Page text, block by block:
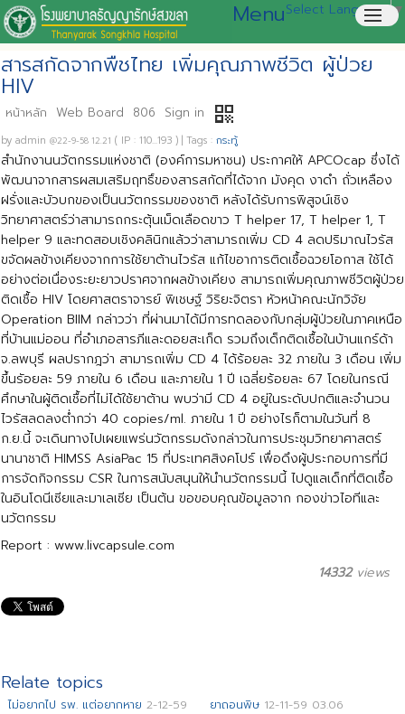
menu
MenuSelect Language▼
สารสกัดจากพืชไทย เพิ่มคุณภาพชีวิต ผู้ป่วย
HIV
หน้าหลัก Web Board 806 Sign in qr_code
by admin @22-9-58 12.21 ( IP : 110...193 ) | Tags : กระทู้
สำนักงานนวัตกรรมแห่งชาติ (องค์การมหาชน) ประกาศให้ APCOcap ซึ่งได้
พัฒนาจากสารผสมเสริมฤทธิ์ของสารสกัดที่ได้จาก มังคุด งาดำ ถั่วเหลือง
ฝรั่งและบัวบกของเป็นนวัตกรรมของชาติ หลังได้รับการพิสูจน์เชิง
วิทยาศาสตร์ว่าสามารถกระตุ้นเม็ดเลือดขาว T helper 17, T helper 1, T
helper 9 และทดสอบเชิงคลินิกแล้วว่าสามารถเพิ่ม CD 4 ลดปริมาณไวรัส
ขจัดผลข้างเคียงจากการใช้ยาต้านไวรัส แก้ไขอาการติดเชื้อฉวยโอกาส ใช้ได้
อย่างต่อเนื่องระยะยาวปราศจากผลข้างเคียง สามารถเพิ่มคุณภาพชีวิตผู้ป่วย
ติดเชื้อ HIV โดยศาสตราจารย์ พิเชษฐ์ วิริยะจิตรา หัวหน้าคณะนักวิจัย
Operation BIIM กล่าวว่า ที่ผ่านมาได้มีการทดลองกับกลุ่มผู้ป่วยในภาคเหนือ
ที่บ้านแม่ออน ที่อำเภอสารภีและดอยสะเก็ด รวมถึงเด็กติดเชื้อในบ้านแกร์ด้า
จ.ลพบุรี ผลปรากฎว่า สามารถเพิ่ม CD 4 ได้ร้อยละ 32 ภายใน 3 เดือน เพิ่ม
ขึ้นรัอยละ 59 ภายใน 6 เดือน และภายใน 1 ปี เฉลี่ยร้อยละ 67 โดยในกรณี
ศึกษาในผู้ติดเชื้อที่ไม่ได้ใช้ยาต้าน พบว่ามี CD 4 อยู่ในระดับปกติและจำนวน
ไวรัสลดลงต่ำกว่า 40 copies/ml. ภายใน 1 ปี อย่างไรก็ตามในวันที่ 8
ก.ย.นี้ จะเดินทางไปเผยแพร่นวัตกรรมดังกล่าวในการประชุมวิทยาศาสตร์
นานาชาติ HIMSS AsiaPac 15 ที่ประเทศสิงคโปร์ เพื่อดึงผู้ประกอบการที่มี
การจัดกิจกรรม CSR ในการสนับสนุนให้นำนวัตกรรมนี้ ไปดูแลเด็กที่ติดเชื้อ
ในอินโดนีเซียและมาเลเซีย เป็นต้น ขอขอบคุณข้อมูลจาก กองข่าวไอทีและ
นวัตกรรม
Report : www.livcapsule.com
14332views
Relate topics
ไม่อยากไป รพ. แต่อยากหาย 2-12-59
ยาถอนพิษ 12-11-59 03.06